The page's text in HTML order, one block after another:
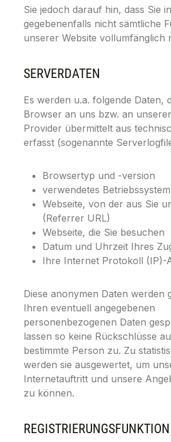
Sie jedoch darauf hin, dass Sie
gegebenenfalls nicht sämtliche
unserer Website vollumfänglich
SERVERDATEN
Es werden u.a. folgende Daten,
Browser an uns bzw. an
Provider übermittelt aus
erfasst (sogenannte
Browsertyp und -version
verwendetes Betriebssystem
Webseite, von der aus Sie
(Referrer URL)
Webseite, die Sie besuchen
Datum und Uhrzeit Ihres
Ihre Internet Protokoll (IP)-
Diese anonymen Daten werden
Ihren eventuell angegebenen
personenbezogenen Daten
lassen so keine Rückschlüsse
bestimmte Person zu. Zu
werden sie ausgewertet, um
Internetauftritt und unsere
zu können.
REGISTRIERUNGSFUNKTION